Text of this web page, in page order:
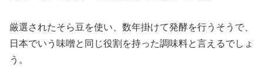
厳選されたそら豆を使い、数年掛けて発酵を行うそうで、
日本でいう味噌と同じ役割を持った調味料と言えるでしょ
う。